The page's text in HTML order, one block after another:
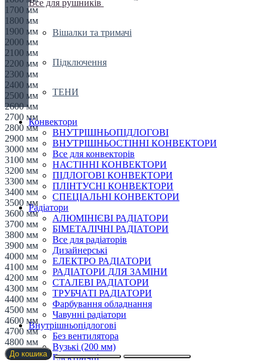
Все для рушників
Вішалки та тримачі
Підключення
ТЕНИ
Конвектори
ВНУТРІШНЬОПІДЛОГОВІ
ВНУТРІШНЬОСТІННІ КОНВЕКТОРИ
Все для конвекторів
НАСТІННІ КОНВЕКТОРИ
ПІДЛОГОВІ КОНВЕКТОРИ
ПЛІНТУСНІ КОНВЕКТОРИ
СПЕЦІАЛЬНІ КОНВЕКТОРИ
Радіатори
АЛЮМІНІЄВІ РАДІАТОРИ
БІМЕТАЛІЧНІ РАДІАТОРИ
Все для радіаторів
Дизайнерські
ЕЛЕКТРО РАДІАТОРИ
РАДІАТОРИ ДЛЯ ЗАМІНИ
СТАЛЕВІ РАДІАТОРИ
ТРУБЧАТІ РАДІАТОРИ
Фарбування обладнання
Чавунні радіатори
Внутрішньопідлогові
Без вентилятора
Вузькі (200 мм)
Електричні
1700 мм
1800 мм
1900 мм
2000 мм
2100 мм
2200 мм
2300 мм
2400 мм
2500 мм
2600 мм
2700 мм
2800 мм
2900 мм
3000 мм
3100 мм
3200 мм
3300 мм
3400 мм
3500 мм
3600 мм
3700 мм
3800 мм
3900 мм
4000 мм
4100 мм
4200 мм
4300 мм
4400 мм
4500 мм
4600 мм
4700 мм
4800 мм
До кошика